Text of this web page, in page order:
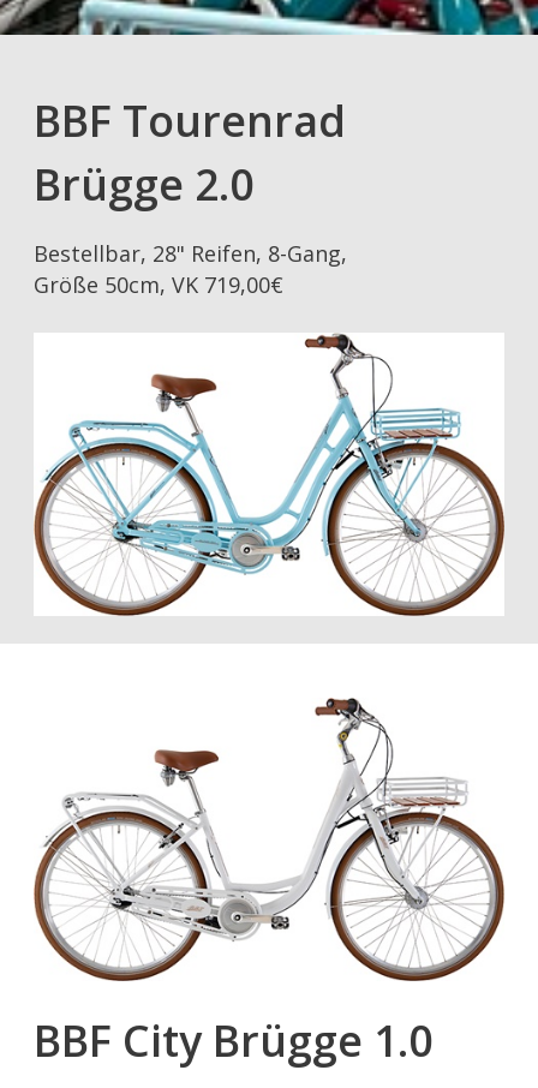
BBF Tourenrad
Brügge 2.0
Bestellbar, 28" Reifen, 8-Gang,
Größe 50cm, VK 719,00€
BBF City Brügge 1.0